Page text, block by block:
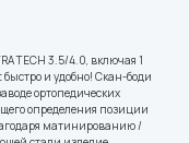
TECH 3.5/4.0, включая 1
и удобно! Скан-боди
ортопедических
определения позиции
матинированию /